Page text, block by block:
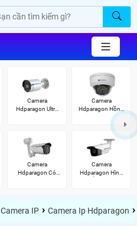
Camera
Hdparagon Ultra
Camera
Hdparagon Hồng
Camera
Hdparagon Có
Camera
Hdparagon Hình
Camera IP › Camera Ip Hdparagon ›